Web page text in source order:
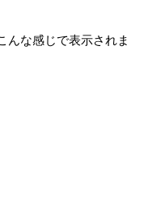
んな感じで表示されま